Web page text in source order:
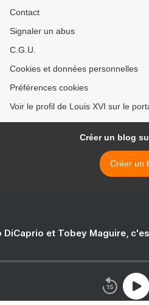
Contact
Signaler un abus
C.G.U.
Cookies et données personnelles
Préférences cookies
Voir le profil de Louis XVI sur le
Créer un blog
Créer un
DiCaprio et Tobey Maguire,